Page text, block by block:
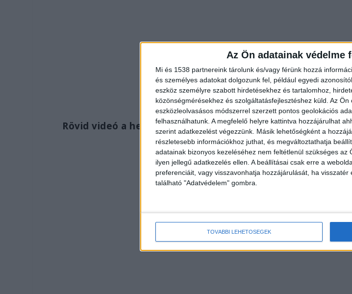
Az Ön adatainak védelme
Mi és 1538 partnereink tárolunk és/vagy férünk hozzá
és személyes adatokat dolgozunk fel, például egyedi
eszköz személyre szabott hirdetésekhez és tartalomhoz,
közönségmérésekhez és szolgáltatásfejlesztéshez küld. Az Ön
eszközleolvasásos módszerrel szerzett pontos geolokációs
felhasználhatunk. A megfelelő helyre kattintva hozzájárulhat
szerint adatkezelést végezzünk. Másik lehetőségként a
részletesebb információkhoz juthat, és megváltoztathatja
adatainak bizonyos kezeléséhez nem feltétlenül szükséges
ilyen jellegű adatkezelés ellen. A beállításai csak erre a
preferenciáit, vagy visszavonhatja hozzájárulását, ha
található "Adatvédelem" gombra.
TOVÁBBI LEHETŐSÉGEK
Rövid videó a helyszínről